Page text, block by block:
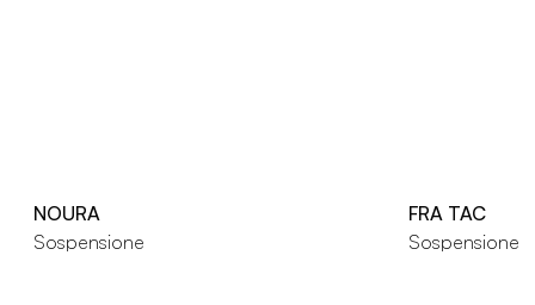
NOURA
Sospensione
FRA TAC
Sospensione